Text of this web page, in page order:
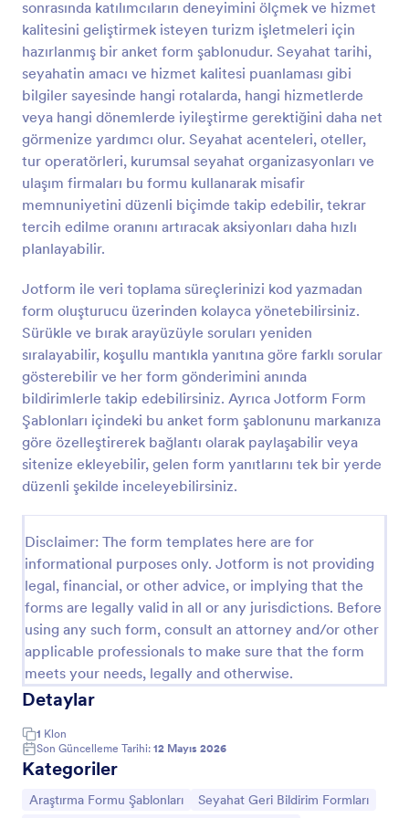
sonrasında katılımcıların deneyimini ölçmek ve hizmet
kalitesini geliştirmek isteyen turizm işletmeleri için
hazırlanmış bir anket form şablonudur. Seyahat tarihi,
seyahatin amacı ve hizmet kalitesi puanlaması gibi
bilgiler sayesinde hangi rotalarda, hangi hizmetlerde
veya hangi dönemlerde iyileştirme gerektiğini daha net
görmenize yardımcı olur. Seyahat acenteleri, oteller,
tur operatörleri, kurumsal seyahat organizasyonları ve
ulaşım firmaları bu formu kullanarak misafir
memnuniyetini düzenli biçimde takip edebilir, tekrar
tercih edilme oranını artıracak aksiyonları daha hızlı
planlayabilir.
Jotform ile veri toplama süreçlerinizi kod yazmadan
form oluşturucu üzerinden kolayca yönetebilirsiniz.
Sürükle ve bırak arayüzüyle soruları yeniden
sıralayabilir, koşullu mantıkla yanıtına göre farklı sorular
gösterebilir ve her form gönderimini anında
bildirimlerle takip edebilirsiniz. Ayrıca Jotform Form
Şablonları içindeki bu anket form şablonunu markanıza
göre özelleştirerek bağlantı olarak paylaşabilir veya
sitenize ekleyebilir, gelen form yanıtlarını tek bir yerde
düzenli şekilde inceleyebilirsiniz.
Disclaimer: The form templates here are for
informational purposes only. Jotform is not providing
legal, financial, or other advice, or implying that the
forms are legally valid in all or any jurisdictions. Before
using any such form, consult an attorney and/or other
applicable professionals to make sure that the form
meets your needs, legally and otherwise.
Detaylar
1 Klon
Son Güncelleme Tarihi: 12 Mayıs 2026
Kategoriler
Kategoriye git:
Araştırma Formu Şablonları Kategoriye git:
Seyahat Geri Bildirim Formları
Önizleme
Seyahat Memnuniyeti Anketi
Seyahat Memnuniyeti Anketi Formu ile Jotform
üzerinden yolculuk sonrası geri bildirim toplayın,
veri toplama sürecini kolaylaştırın.
Go to Category:
Araştırma Formu Şablonları
Şablon Kullan
Önizleme